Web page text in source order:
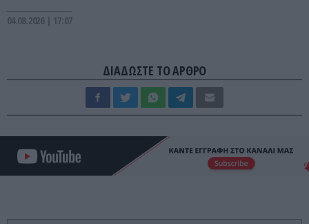
04.08.2026 | 17:07
ΔΙΑΔΩΣΤΕ ΤΟ ΑΡΘΡΟ